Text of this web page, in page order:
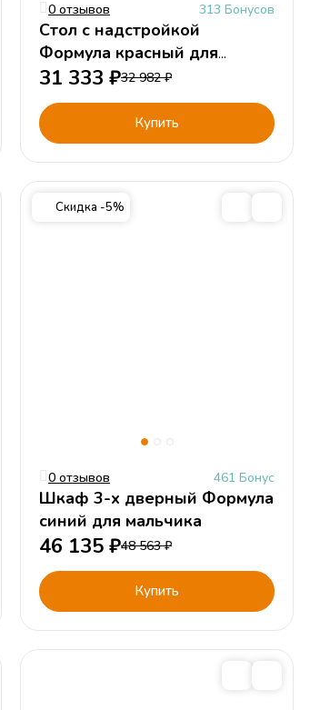
0 отзывов 313 Бонусов
Стол с надстройкой
Формула красный для
мальчика
31 333 ₽32 982₽
Купить
Скидка -5%
0 отзывов 461 Бонус
Шкаф 3-х дверный Формула
синий для мальчика
46 135 ₽48 563₽
Купить